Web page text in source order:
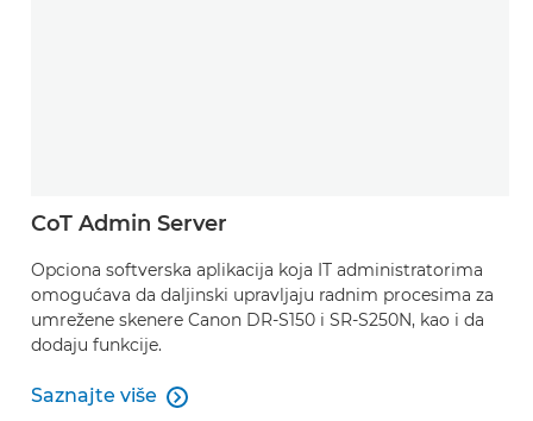
CoT Admin Server
Opciona softverska aplikacija koja IT administratorima
omogućava da daljinski upravljaju radnim procesima za
umrežene skenere Canon DR-S150 i SR-S250N, kao i da
dodaju funkcije.
Saznajte više
Saznajte više
